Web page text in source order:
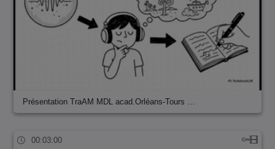
Présentation TraAM MDL acad.Orléans-Tours …
00:03:00